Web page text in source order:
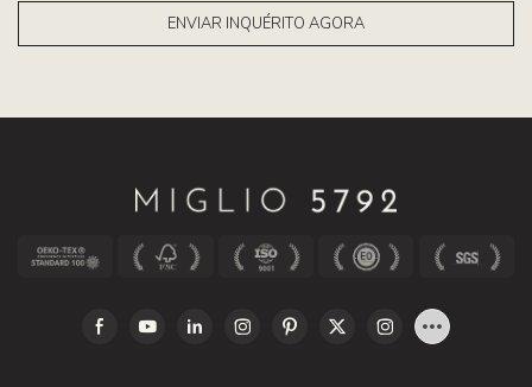
ENVIAR INQUÉRITO AGORA